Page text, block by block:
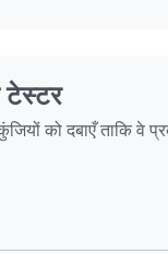
को दबाएँ ताकि वे